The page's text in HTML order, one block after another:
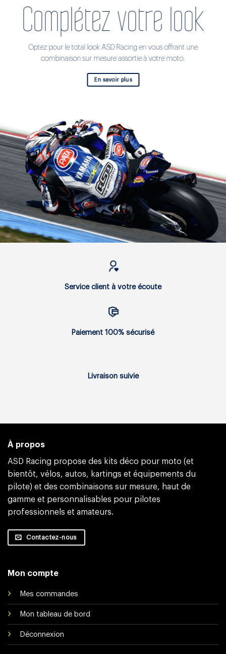
Complétez votre look
Optez pour le total look ASD Racing en vous offrant une
combinaison sur mesure assortie à votre moto.
En savoir plus
Service client à votre écoute
Paiement 100% sécurisé
Livraison suivie
À propos
ASD Racing propose des kits déco pour moto (et
bientôt, vélos, autos, kartings et équipements du
pilote) et des combinaisons sur mesure, haut de
gamme et personnalisables pour pilotes
professionnels et amateurs.
Contactez-nous
Mon compte
Mes commandes
Mon tableau de bord
Déconnexion